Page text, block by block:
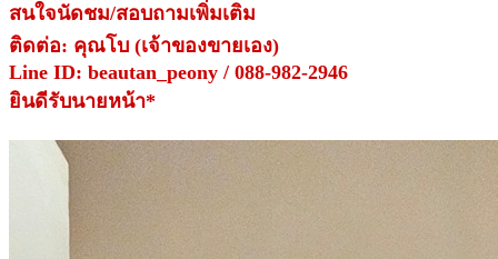
สนใจนัดชม/สอบถามเพิ่มเติม
ติดต่อ: คุณโบ (เจ้าของขายเอง)
Line ID: beautan_peony / 088-982-2946
ยินดีรับนายหน้า*